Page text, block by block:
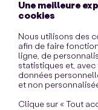
Une meilleure
cookies
Nous utilisons des
afin de faire
ligne, de
statistiques et,
données
et non
Clique sur « Tout